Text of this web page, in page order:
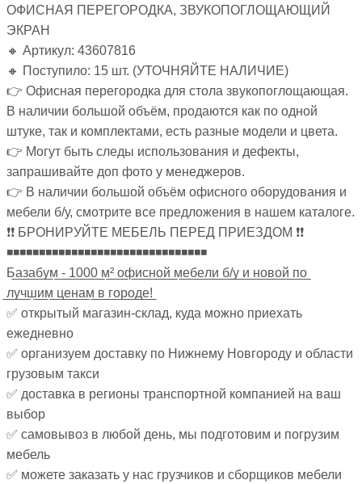
ОФИСНАЯ ПЕРЕГОРОДКА, ЗВУКОПОГЛОЩАЮЩИЙ
ЭКРАН
🔸 Артикул: 43607816
🔸 Поступило: 15 шт. (УТОЧНЯЙТЕ НАЛИЧИЕ)
👉 Офисная перегородка для стола звукопоглощающая.
В наличии большой объём, продаются как по одной
штуке, так и комплектами, есть разные модели и цвета.
👉 Могут быть следы использования и дефекты,
запрашивайте доп фото у менеджеров.
👉 В наличии большой объём офисного оборудования и
мебели б/у, смотрите все предложения в нашем каталоге.
❗❗ БРОНИРУЙТЕ МЕБЕЛЬ ПЕРЕД ПРИЕЗДОМ ❗❗
◾◾◾◾◾◾◾◾◾◾◾◾◾◾◾◾◾◾◾◾◾◾◾◾◾◾◾◾◾◾◾
Б̲а̲з̲а̲б̲у̲м̲ ̲-̲ ̲1̲0̲0̲0̲ ̲м̲²̲ ̲о̲ф̲и̲с̲н̲о̲й̲ ̲м̲е̲б̲е̲л̲и̲ ̲б̲/̲у̲ ̲и̲ ̲н̲о̲в̲о̲й̲ ̲п̲о̲
̲л̲у̲ч̲ш̲и̲м̲ ̲ц̲е̲н̲а̲м̲ ̲в̲ ̲г̲о̲р̲о̲д̲е̲!̲
✅ открытый магазин-склад, куда можно приехать
ежедневно
✅ организуем доставку по Нижнему Новгороду и области
грузовым такси
✅ доставка в регионы транспортной компанией на ваш
выбор
✅ самовывоз в любой день, мы подготовим и погрузим
мебель
✅ можете заказать у нас грузчиков и сборщиков мебели